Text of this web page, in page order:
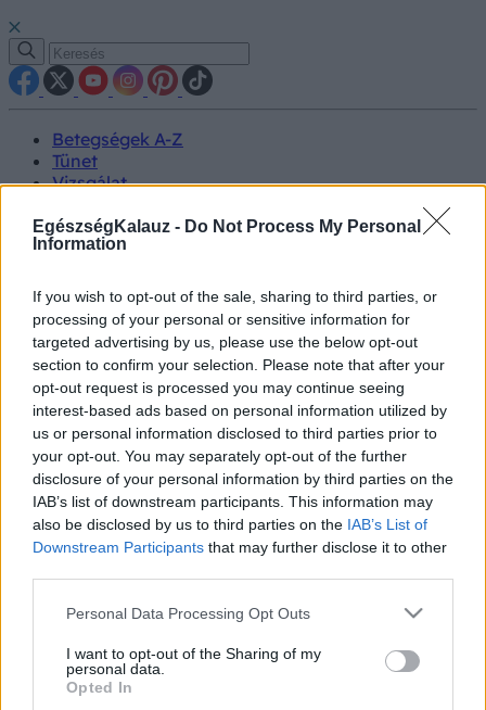
EgészségKalauz - Do Not Process My Personal
Information
If you wish to opt-out of the sale, sharing to third parties, or
processing of your personal or sensitive information for
targeted advertising by us, please use the below opt-out
section to confirm your selection. Please note that after your
opt-out request is processed you may continue seeing
interest-based ads based on personal information utilized by
us or personal information disclosed to third parties prior to
your opt-out. You may separately opt-out of the further
disclosure of your personal information by third parties on the
IAB’s list of downstream participants. This information may
also be disclosed by us to third parties on the IAB’s List of
Downstream Participants that may further disclose it to other
Please note that this website/app uses one or more Google
not limited to your visit or usage behaviour. You may click to
grant or deny consent to Google and its third-party tags to
use your data for below specified purposes in below Google
Personal Data Processing Opt Outs
I want to opt-out of the Sharing of my
personal data.
Opted In
Betegségek A-Z
Tünet
Vizsgálat
Életmódváltás
Kutatás
Hírek
Videók
Kisállatok egészsége
#allergia #influenza#cukorbetegség
#orvosmeteorológia#vérnyomás#stroke#rákbetegség
#pajzsmirigy#reflux#ekcéma#herpesz
Regisztráció
Pandémia